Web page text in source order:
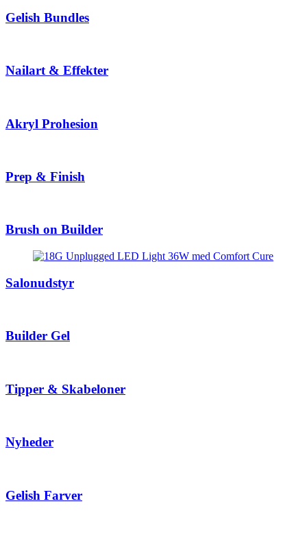
Gelish Bundles
Nailart & Effekter
Akryl Prohesion
Prep & Finish
Brush on Builder
Salonudstyr
Builder Gel
Tipper & Skabeloner
Nyheder
Gelish Farver